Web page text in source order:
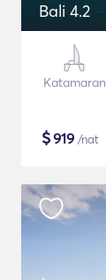
Bali 4.2
Katamaran
$919 /nat